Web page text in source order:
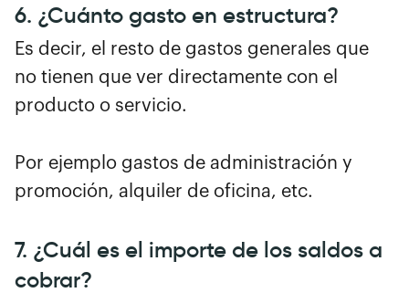
6. ¿Cuánto gasto en estructura?
Es decir, el resto de gastos generales que
no tienen que ver directamente con el
producto o servicio.
Por ejemplo gastos de administración y
promoción, alquiler de oficina, etc.
7. ¿Cuál es el importe de los saldos a
cobrar?